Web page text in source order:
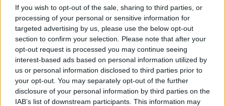
If you wish to opt-out of the sale, sharing to third parties, or
processing of your personal or sensitive information for
targeted advertising by us, please use the below opt-out
section to confirm your selection. Please note that after your
opt-out request is processed you may continue seeing
interest-based ads based on personal information utilized by
us or personal information disclosed to third parties prior to
your opt-out. You may separately opt-out of the further
disclosure of your personal information by third parties on the
IAB’s list of downstream participants. This information may
kundërshton kritikat: Asnjë
person apo banesë nuk u
dëmtua, cinizëm të thuash se
4.2 milionë euro do ta shuanin
menjëherë